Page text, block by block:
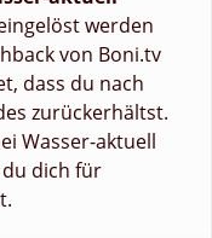
werden
von Boni.tv
dass du nach
zurückerhältst.
Wasser-aktuell
dich für